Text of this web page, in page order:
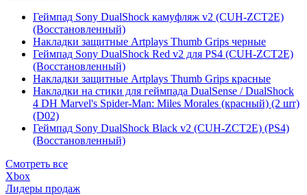
Геймпад Sony DualShock камуфляж v2 (CUH-ZCT2E)
(Восстановленный)
Накладки защитные Artplays Thumb Grips черные
Геймпад Sony DualShock Red v2 для PS4 (CUH-ZCT2E)
(Восстановленный)
Накладки защитные Artplays Thumb Grips красные
Накладки на стики для геймпада DualSense / DualShock
4 DH Marvel's Spider-Man: Miles Morales (красный) (2 шт)
(D02)
Геймпад Sony DualShock Black v2 (CUH-ZCT2E) (PS4)
(Восстановленный)
Смотреть все
Xbox
Лидеры продаж